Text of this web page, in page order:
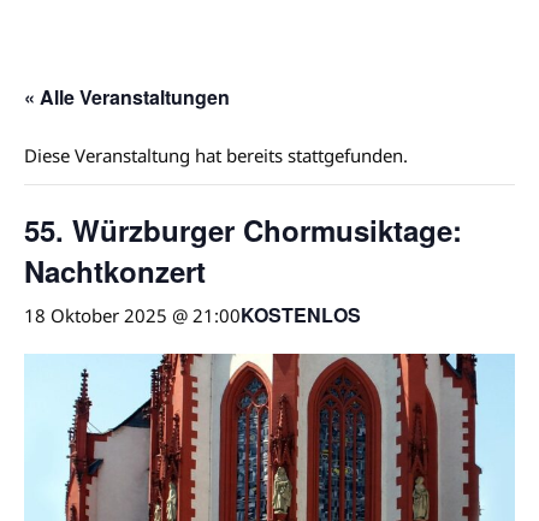
« Alle Veranstaltungen
Diese Veranstaltung hat bereits stattgefunden.
55. Würzburger Chormusiktage:
Nachtkonzert
18 Oktober 2025 @ 21:00KOSTENLOS